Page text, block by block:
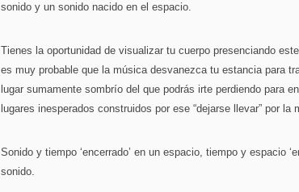
sonido y un sonido nacido en el espacio.
Tienes la oportunidad de visualizar tu cuerpo presenciando
es muy probable que la música desvanezca tu estancia para
lugar sumamente sombrío del que podrás irte perdiendo para
lugares inesperados construidos por ese “dejarse llevar” por la
Sonido y tiempo ‘encerrado’ en un espacio, tiempo y espacio
sonido.